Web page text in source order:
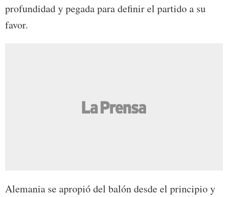
profundidad y pegada para definir el partido a su
favor.
Alemania se apropió del balón desde el principio y